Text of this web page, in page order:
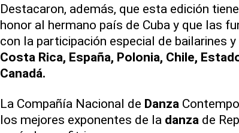
Destacaron, además, que esta edición
honor al hermano país de Cuba y que las
con la participación especial de bailarines
Costa Rica, España, Polonia, Chile,
Canadá.
La Compañía Nacional de Danza
los mejores exponentes de la danza de